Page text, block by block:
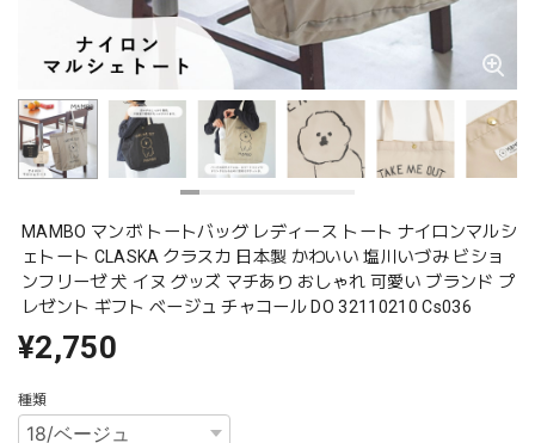
MAMBO マンボ トートバッグ レディース トート ナイロンマルシ
ェトート CLASKA クラスカ 日本製 かわいい 塩川いづみ ビショ
ンフリーゼ 犬 イヌ グッズ マチあり おしゃれ 可愛い ブランド プ
レゼント ギフト ベージュ チャコール DO 32110210 Cs036
¥2,750
種類